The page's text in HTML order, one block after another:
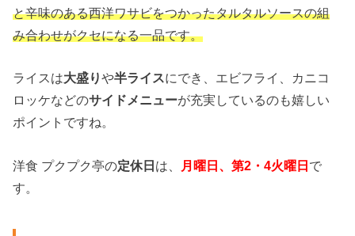
と辛味のある西洋ワサビをつかったタルタルソースの組
み合わせがクセになる一品です。
ライスは大盛りや半ライスにでき、エビフライ、カニコ
ロッケなどのサイドメニューが充実しているのも嬉しい
ポイントですね。
洋食 プクプク亭の定休日は、 月曜日、第2・4火曜日で
す。